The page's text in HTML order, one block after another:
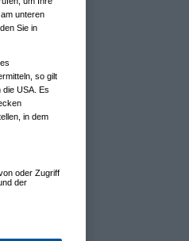
unteren
Sie in
so gilt
die USA. Es
in dem
oder Zugriff
der